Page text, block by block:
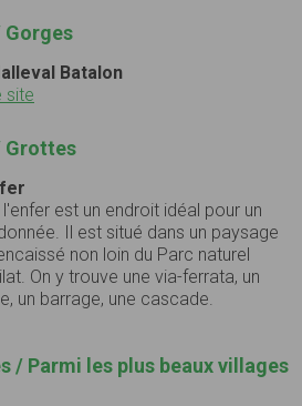
Batalon
site
Grottes
est un endroit idéal pour un
Il est situé dans un paysage
non loin du Parc naturel
On y trouve une via-ferrata, un
un barrage, une cascade.
/ Parmi les plus beaux villages